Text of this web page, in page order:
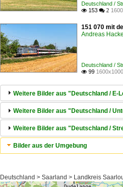
Deutschland /
 153  2
151 070 mit
Andreas
Deutschland /
 99
Weitere Bilder aus "Deutschland /
Weitere Bilder aus "Deutschland /
Weitere Bilder aus "Deutschland /
Bilder aus der Umgebung
Deutschland > Saarland > Landkreis